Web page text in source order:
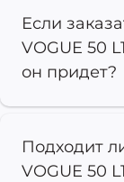
Если
VOGUE 50
он придет?
Подходит
VOGUE 50